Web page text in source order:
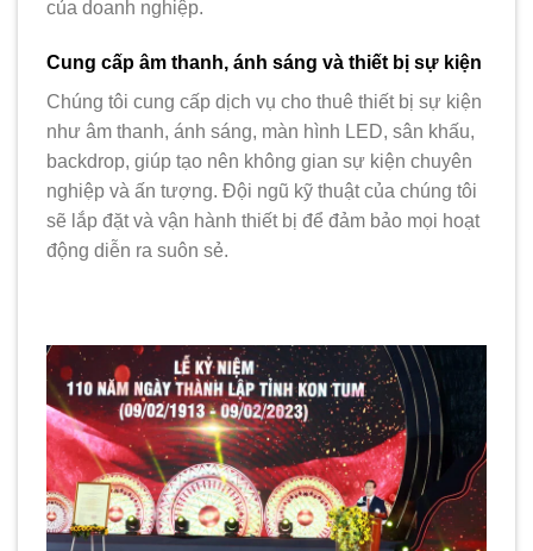
của doanh nghiệp.
Cung cấp âm thanh, ánh sáng và thiết bị sự kiện
Chúng tôi cung cấp dịch vụ cho thuê thiết bị sự kiện
như âm thanh, ánh sáng, màn hình LED, sân khấu,
backdrop, giúp tạo nên không gian sự kiện chuyên
nghiệp và ấn tượng. Đội ngũ kỹ thuật của chúng tôi
sẽ lắp đặt và vận hành thiết bị để đảm bảo mọi hoạt
động diễn ra suôn sẻ.